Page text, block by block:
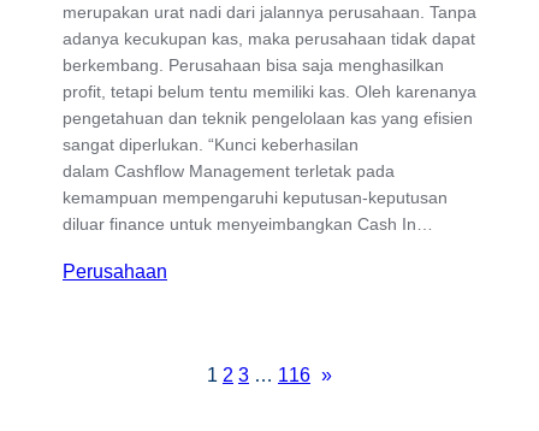
merupakan urat nadi dari jalannya perusahaan. Tanpa
adanya kecukupan kas, maka perusahaan tidak dapat
berkembang. Perusahaan bisa saja menghasilkan
profit, tetapi belum tentu memiliki kas. Oleh karenanya
pengetahuan dan teknik pengelolaan kas yang efisien
sangat diperlukan. “Kunci keberhasilan
dalam Cashflow Management terletak pada
kemampuan mempengaruhi keputusan-keputusan
diluar finance untuk menyeimbangkan Cash In…
Perusahaan
1 2 3 … 116 »